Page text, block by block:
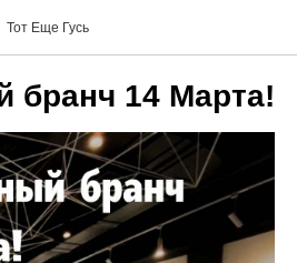
Тот Еще Гусь
бранч 14 Марта!